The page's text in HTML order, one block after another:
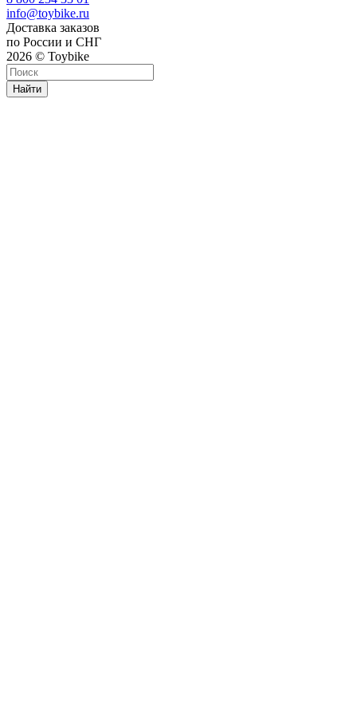
info@toybike.ru
Доставка заказов
по России и СНГ
2026 © Toybike
Найти